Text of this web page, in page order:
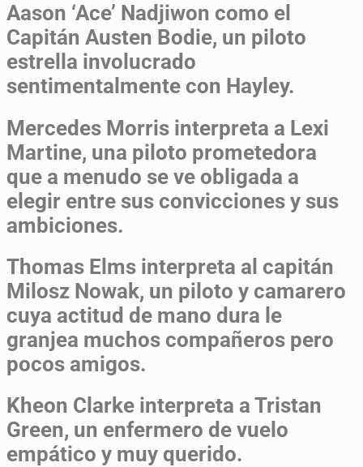
Aason ‘Ace’ Nadjiwon como el
Capitán Austen Bodie, un piloto
estrella involucrado
sentimentalmente con Hayley.
Mercedes Morris interpreta a Lexi
Martine, una piloto prometedora
que a menudo se ve obligada a
elegir entre sus convicciones y sus
ambiciones.
Thomas Elms interpreta al capitán
Milosz Nowak, un piloto y camarero
cuya actitud de mano dura le
granjea muchos compañeros pero
pocos amigos.
Kheon Clarke interpreta a Tristan
Green, un enfermero de vuelo
empático y muy querido.